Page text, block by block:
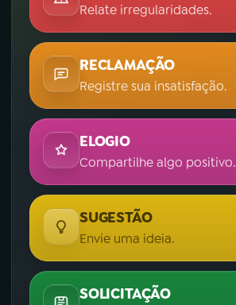
Relate irregularidades.
RECLAMAÇÃO
Registre sua insatisfação.
ELOGIO
Compartilhe algo positivo.
SUGESTÃO
Envie uma ideia.
SOLICITAÇÃO